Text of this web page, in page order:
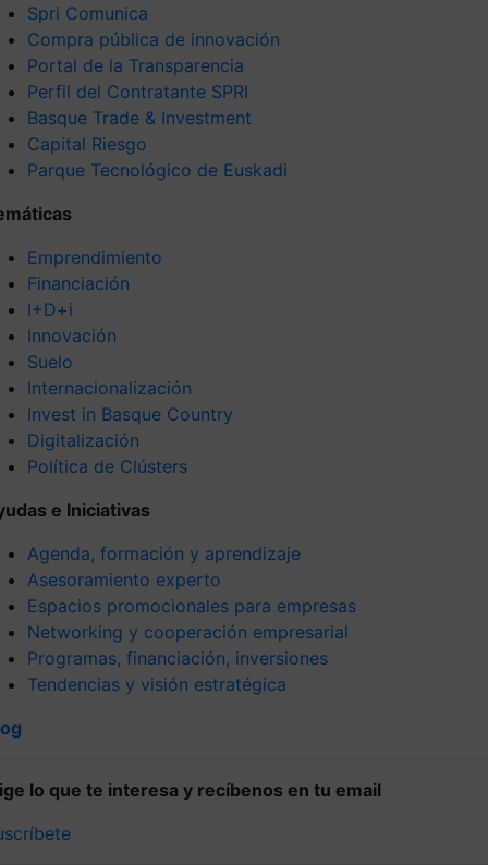
Spri Comunica
Compra pública de innovación
Portal de la Transparencia
Perfil del Contratante SPRI
Basque Trade & Investment
Capital Riesgo
Parque Tecnológico de Euskadi
Emprendimiento
Financiación
I+D+i
Innovación
Suelo
Internacionalización
Invest in Basque Country
Digitalización
Política de Clústers
e Iniciativas
Agenda, formación y aprendizaje
Asesoramiento experto
Espacios promocionales para empresas
Networking y cooperación empresarial
Programas, financiación, inversiones
Tendencias y visión estratégica
lo que te interesa y recíbenos en tu email